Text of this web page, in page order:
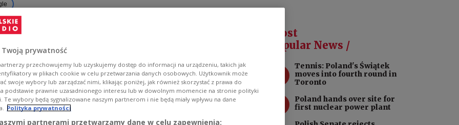
РУССКИЙ
УКРАЇНСЬКА
up first field hospital
19 patients: report
epidemic, Poland is setting up its first field hospital
patients at the National Stadium in Warsaw,
wp.pl website.
Most
Popular News /
Tennis: Poland's Świątek
moves into fourth round in
Toronto
Poland hands over site for
first nuclear power plant
Twoją prywatność
przechowujemy lub uzyskujemy dostęp do informacji na urządzeniu, takich jak
w plikach cookie w celu przetwarzania danych osobowych. Użytkownik może
swoje wybory lub zarządzać nimi, klikając poniżej, jak również skorzystać z prawa do
podstawie prawnie uzasadnionego interesu lub w dowolnym momencie na stronie polityki
Te wybory będą sygnalizowane naszym partnerom i nie będą miały wpływu na dane
Polityka prywatności
partnerami przetwarzamy dane w celu zapewnienia: